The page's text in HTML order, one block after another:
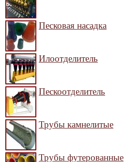
Песковая насадка
Илоотделитель
Пескоотделитель
Трубы камнелитые
Трубы футерованные